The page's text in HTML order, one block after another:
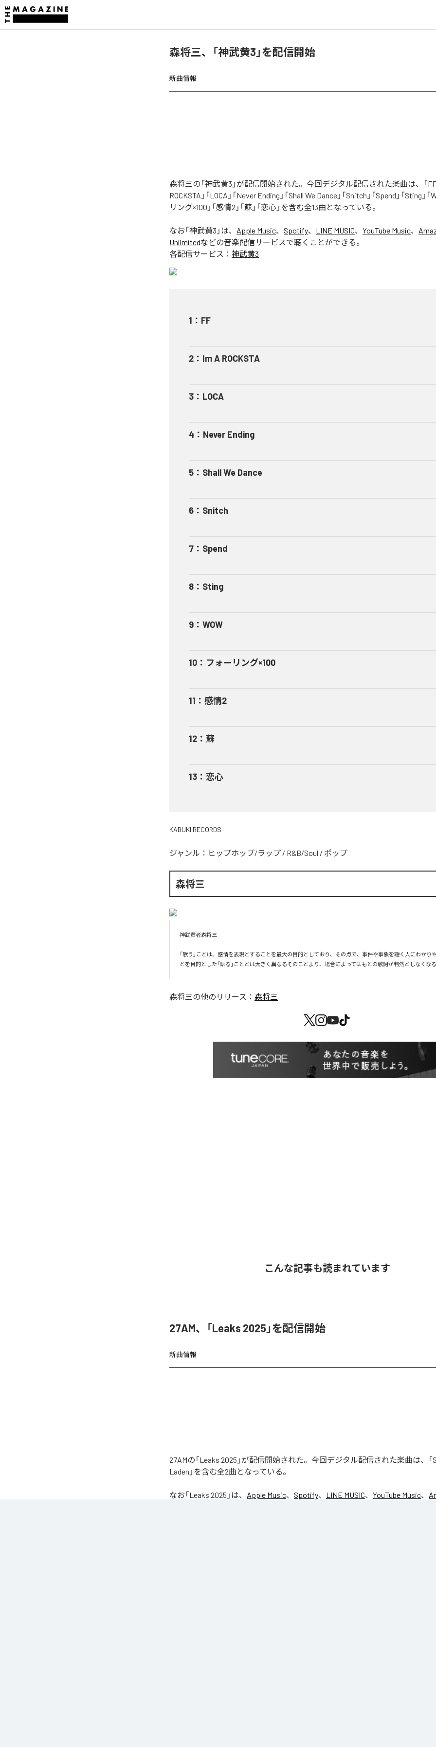
森将三、「神武黄3」を配信開始
新曲情報
森将三の「神武黄3」が配信開始された。今回デジタル配信された楽曲は、「FF
ROCKSTA」「LOCA」「Never Ending」「Shall We Dance」「Snitch」「Spend」「Sting」「
リング×100」「感情2」「蘇」「恋心」を含む全13曲となっている。
なお「神武黄3 」は、 Apple Music、 Spotify、 LINE MUSIC、 YouTube Music、
Unlimitedなどの音楽配信サービスで聴くことができる。
各配信サービス： 神武黄3
1 ： FF
2 ： Im A ROCKSTA
3 ： LOCA
4 ： Never Ending
5 ： Shall We Dance
6 ： Snitch
7 ： Spend
8 ： Sting
9 ： WOW
10 ： フォーリング×100
11 ： 感情2
12 ： 蘇
13 ： 恋心
KABUKI RECORDS
ジャンル： ヒップホップ/ラップ / R&B/Soul / ポップ
森将三
神武黄者森将三
「歌う」ことは、感情を表現とすることを最大の目的としており、その点で、事件や事象を聴く人にわかり
とを目的とした「語る」こととは大きく異なるそのことより、場合によってはもとの歌詞が判然としなくな
森将三の他のリリース： 森将三
こんな記事も読まれています
27AM、「Leaks 2025」を配信開始
新曲情報
27AMの「Leaks 2025」が配信開始された。今回デジタル配信された楽曲は、「
Laden」を含む全2曲となっている。
なお「Leaks 2025 」は、 Apple Music、 Spotify、 LINE MUSIC、 YouTube Music、